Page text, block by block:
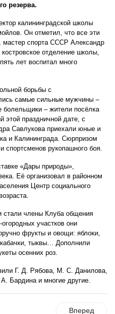
резерва.
калининградской школы
Он отметил, что все эти
мастер спорта СССР Александр
отделение школы,
лет воспитал много
борьбы с
самые сильные мужчины –
болельщики – жители посёлка
этой праздничной дате, с
Савлукова приехали юные и
и Калининграда. Сюрпризом
рукопашного боя.
«Дары природы»,
Её организовал в районном
Центр социального
стали члены Клуба общения
участков они
фрукты и овощи: яблоки,
тыквы… Дополнили
осенних роз.
Г. Д. Рябова, М. С. Данилова,
Бардина и многие другие.
Вперед